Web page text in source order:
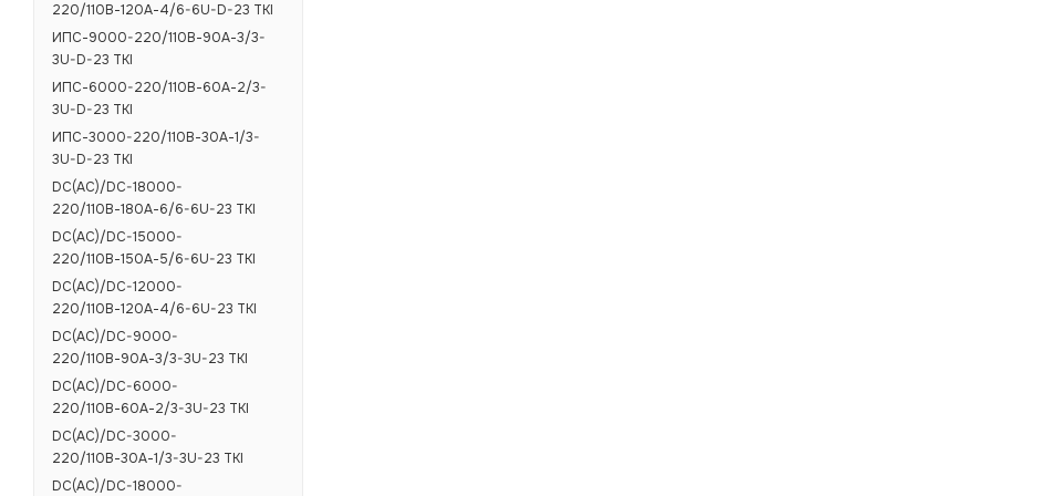
220/110В-120А-4/6-6U-D-23 TKI
ИПС-9000-220/110В-90А-3/3-
3U-D-23 TKI
ИПС-6000-220/110В-60А-2/3-
3U-D-23 TKI
ИПС-3000-220/110В-30А-1/3-
3U-D-23 TKI
DC(AC)/DC-18000-
220/110В-180А-6/6-6U-23 TKI
DC(AC)/DC-15000-
220/110В-150А-5/6-6U-23 TKI
DC(AC)/DC-12000-
220/110В-120А-4/6-6U-23 TKI
DC(AC)/DC-9000-
220/110В-90А-3/3-3U-23 TKI
DC(AC)/DC-6000-
220/110В-60А-2/3-3U-23 TKI
DC(AC)/DC-3000-
220/110В-30А-1/3-3U-23 TKI
DC(AC)/DC-18000-